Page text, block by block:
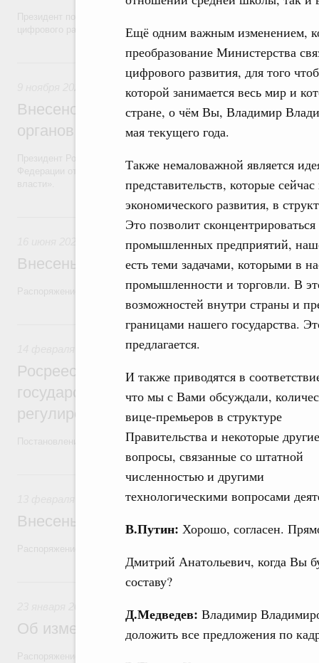
Ещё одним важным изменением,
преобразование Министерства
цифрового развития, для того
которой занимается весь мир и
стране, о чём Вы, Владимир
мая текущего года.
Также немаловажной является
представительств, которые
экономического развития, в
Это позволит
промышленных предприятий,
есть теми задачами, которыми в
промышленности и торговли. В
возможностей внутри страны и
границами нашего государства.
предлагается.
И также приводятся в
что мы с Вами обсуждали,
вице-премьеров в структуре
Правительства и некоторые другие
вопросы, связанные со штатной
численностью и другими
технологическими вопросами
В.Путин: Хорошо, согласен.
Дмитрий Анатольевич, когда Вы
составу?
Д.Медведев: Владимир
доложить все предложения по
цифрового развития, связи и массовых коммуникаций».
9 ноября 2020, понедельник
Внесено изменение в Указ «О
органов исполнительной власти»
Президент России подписал Указ «О внесении изменения в Указ
Федерации от 21 января 2020 года № 21 «О структуре федеральных
16 июня 2020, вторник
Внесены изменения в структуру
Распоряжение от 15 июня 2020 года №1583-р
14 февраля 2020, пятница
Росреестр наделён функциями по
государственной политики и
регулированию земельных отношений
Постановление от 12 февраля 2020 года №131
13 февраля 2020, четверг
Внесены изменения в структуру
23 января 2020, четверг
Об изменениях в структуре Аппарата